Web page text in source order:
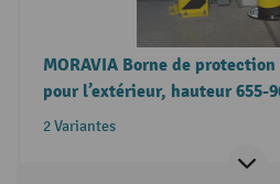
MORAVIA Borne de
pour l’extérieur, hauteur 655-
2 Variantes